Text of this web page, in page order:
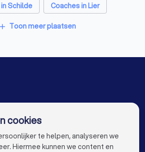
Schilde
Coaches in Lier
Westerlo
Coaches in Geel
Leuven
Coaches in Kortrijk
Coaches in Sint-Niklaas
Coaches in Roeselare
add Toon meer plaatsen
u
cookies
te helpen, analyseren we
Hiermee kunnen we content en